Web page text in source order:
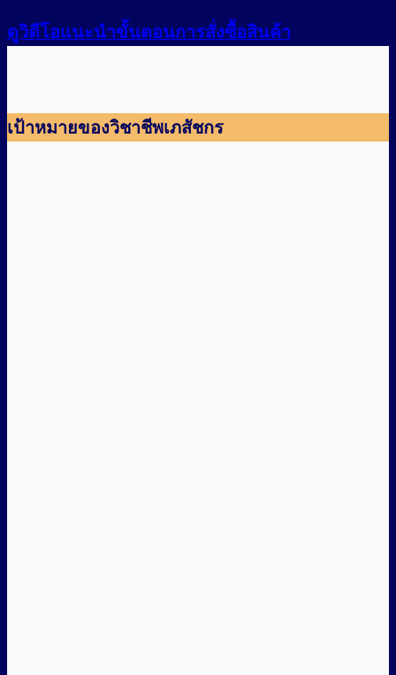
ดูวิดีโอแนะนำขั้นตอนการสั่งซื้อสินค้า
เป้าหมายของวิชาชีพเภสัชกร